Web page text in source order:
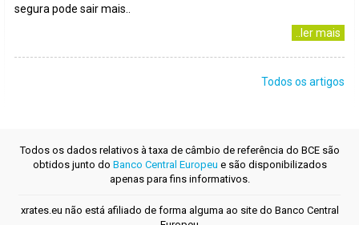
segura pode sair mais..
..ler mais
Todos os artigos
Todos os dados relativos à taxa de câmbio de referência do BCE são
obtidos junto do Banco Central Europeu e são disponibilizados
apenas para fins informativos.
xrates.eu não está afiliado de forma alguma ao site do Banco Central